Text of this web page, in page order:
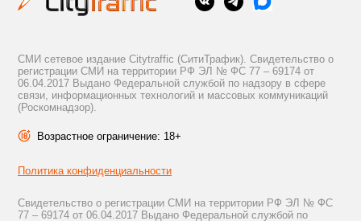
СМИ сетевое издание Citytraffic (СитиТрафик). Свидетельство о
регистрации СМИ на территории РФ ЭЛ № ФС 77 – 69174 от
06.04.2017 Выдано Федеральной службой по надзору в сфере
связи, информационных технологий и массовых коммуникаций
(Роскомнадзор).
Возрастное ограничение: 18+
Политика конфиденциальности
Свидетельство о регистрации СМИ на территории РФ ЭЛ № ФС
77 – 69174 от 06.04.2017 Выдано Федеральной службой по